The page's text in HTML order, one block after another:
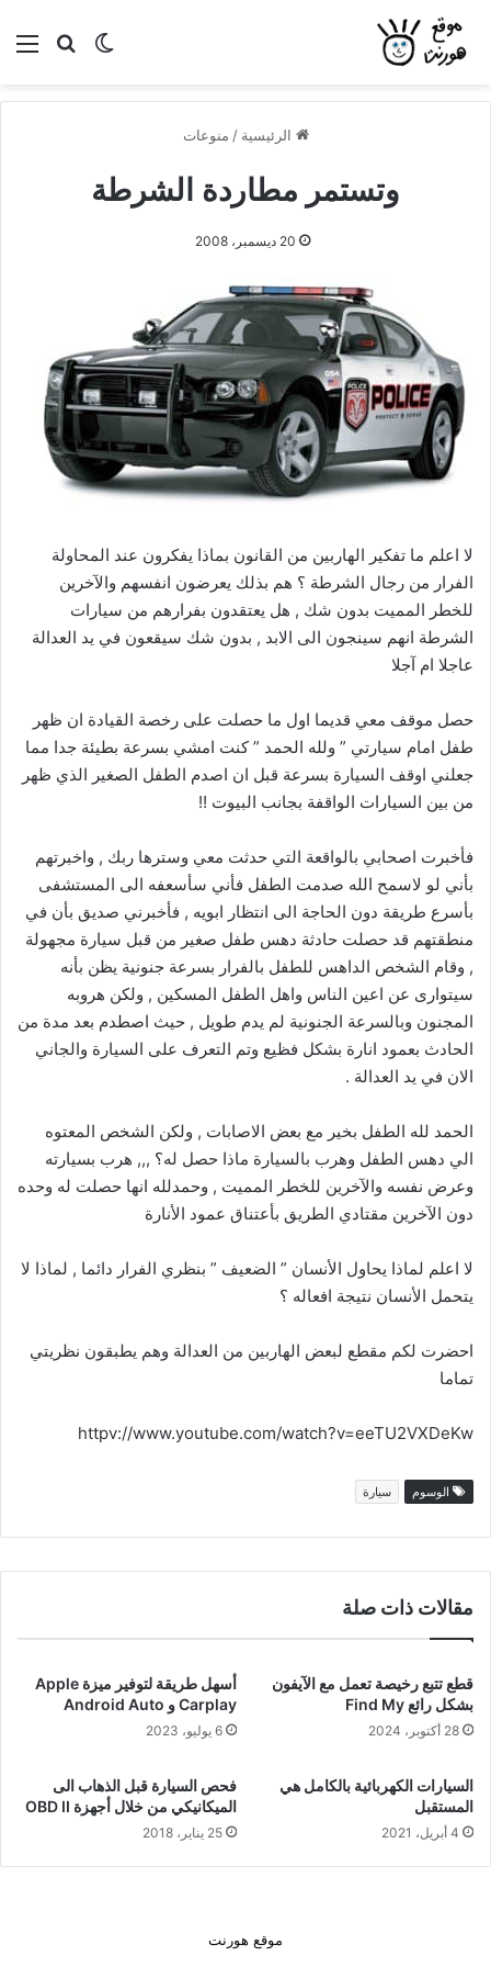
بحثالوضع
الرئيسية / منوعات
وتستمر مطاردة الشرطة
20 ديسمبر، 2008
لا اعلم ما تفكير الهاربين من القانون بماذا يفكرون عند المحاولة
الفرار من رجال الشرطة ؟ هم بذلك يعرضون انفسهم والآخرين
للخطر المميت بدون شك , هل يعتقدون بفرارهم من سيارات
الشرطة انهم سينجون الى الابد , بدون شك سيقعون في يد العدالة
عاجلا ام آجلا
حصل موقف معي قديما اول ما حصلت على رخصة القيادة ان ظهر
طفل امام سيارتي ” ولله الحمد ” كنت امشي بسرعة بطيئة جدا مما
جعلني اوقف السيارة بسرعة قبل ان اصدم الطفل الصغير الذي ظهر
من بين السيارات الواقفة بجانب البيوت !!
فأخبرت اصحابي بالواقعة التي حدثت معي وسترها ربك , واخبرتهم
بأني لو لاسمح الله صدمت الطفل فأني سأسعفه الى المستشفى
بأسرع طريقة دون الحاجة الى انتظار ابويه , فأخبرني صديق بأن في
منطقتهم قد حصلت حادثة دهس طفل صغير من قبل سيارة مجهولة
, وقام الشخص الداهس للطفل بالفرار بسرعة جنونية يظن بأنه
سيتوارى عن اعين الناس واهل الطفل المسكين , ولكن هروبه
المجنون وبالسرعة الجنونية لم يدم طويل , حيث اصطدم بعد مدة من
الحادث بعمود انارة بشكل فظيع وتم التعرف على السيارة والجاني
الان في يد العدالة .
الحمد لله الطفل بخير مع بعض الاصابات , ولكن الشخص المعتوه
الي دهس الطفل وهرب بالسيارة ماذا حصل له؟ ,,, هرب بسيارته
وعرض نفسه والآخرين للخطر المميت , وحمدلله انها حصلت له وحده
دون الآخرين مقتادي الطريق بأعتناق عمود الأنارة
لا اعلم لماذا يحاول الأنسان ” الضعيف ” بنظري الفرار دائما , لماذا لا
يتحمل الأنسان نتيجة افعاله ؟
احضرت لكم مقطع لبعض الهاربين من العدالة وهم يطبقون نظريتي
تماما
httpv://www.youtube.com/watch?v=eeTU2VXDeKw
الوسوم سيارة
مقالات ذات صلة
قطع تتبع رخيصة تعمل مع الآيفون
بشكل رائع Find My
28 أكتوبر، 2024
أسهل طريقة لتوفير ميزة Apple
Carplay و Android Auto
6 يوليو، 2023
السيارات الكهربائية بالكامل هي
المستقبل
4 أبريل، 2021
فحص السيارة قبل الذهاب الى
الميكانيكي من خلال أجهزة OBD II
25 يناير، 2018
موقع هورنت